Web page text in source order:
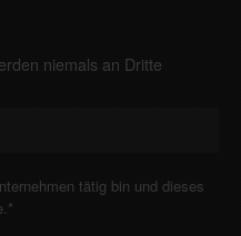
niemals an Dritte
tätig bin und dieses
*